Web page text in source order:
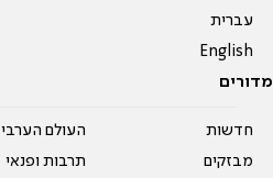
עברית
English
מדורים
חדשות
מבזקים
העולם הערבי
תרבות ופנאי